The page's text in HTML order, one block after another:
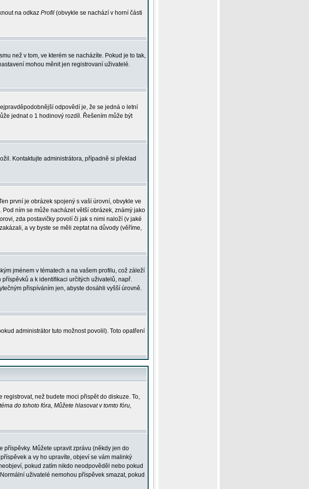
na odkaz Profil (obvykle se nachází v horní části
než v tom, ve kterém se nacházíte. Pokud je to tak,
mohou měnit jen registrovaní uživatelé.
odpovědí je, že se jedná o letní
jednat o 1 hodinový rozdíl. Řešením může být
Kontaktujte administrátora, případně si překlad
první je obrázek spojený s vaší úrovní, obvykle ve
ním se může nacházet větší obrázek, známý jako
zda postavičky povolí či jak s nimi naloží (v jaké
a vy byste se měli zeptat na důvody (věříme,
jménem v tématech a na vašem profilu, což záleží
a k identifikaci určitých uživatelů, např.
přispíváním jen, abyste dosáhli vyšší úrovně.
administrátor tuto možnost povolil). Toto opatření
než budete moci přispět do diskuze. To,
do tohoto fóra, Můžete hlasovat v tomto fóru,
příspěvky. Můžete upravit zprávu (někdy jen do
a vy ho upravíte, objeví se vám malinký
pokud zatím nikdo neodpověděl nebo pokud
uživatelé nemohou příspěvek smazat, pokud